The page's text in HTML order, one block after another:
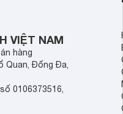
VIỆT NAM
hàng
Quan, Đống Đa,
0106373516,